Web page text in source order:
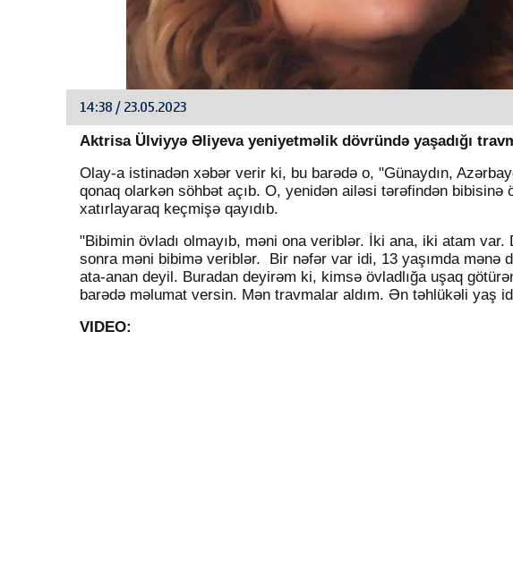
14:38 / 23.05.2023
Aktrisa Ülviyyə Əliyeva yeniyetməlik dövründə yaşadığı
Olay-a istinadən xəbər verir ki, bu barədə o, "Günaydın,
qonaq olarkən söhbət açıb. O, yenidən ailəsi tərəfindən bibisinə
xatırlayaraq keçmişə qayıdıb.
"Bibimin övladı olmayıb, məni ona veriblər. İki ana, iki atam var.
sonra məni bibimə veriblər. Bir nəfər var idi, 13 yaşımda mənə
ata-anan deyil. Buradan deyirəm ki, kimsə övladlığa uşaq
barədə məlumat versin. Mən travmalar aldım. Ən təhlükəli yaş
VIDEO: